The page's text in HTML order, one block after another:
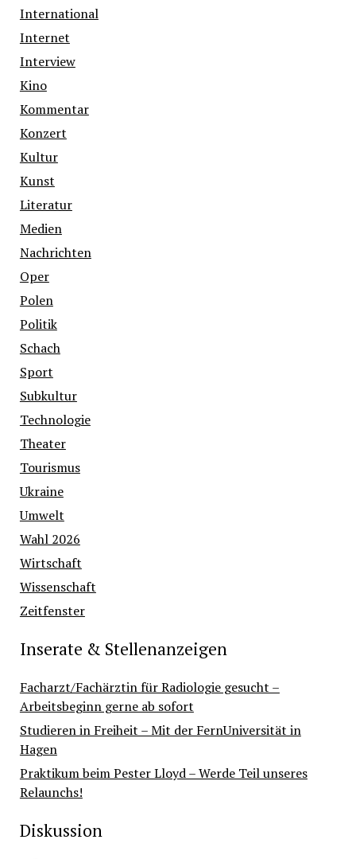
International
Internet
Interview
Kino
Kommentar
Konzert
Kultur
Kunst
Literatur
Medien
Nachrichten
Oper
Polen
Politik
Schach
Sport
Subkultur
Technologie
Theater
Tourismus
Ukraine
Umwelt
Wahl 2026
Wirtschaft
Wissenschaft
Zeitfenster
Inserate & Stellenanzeigen
Facharzt/Fachärztin für Radiologie gesucht –
Arbeitsbeginn gerne ab sofort
Studieren in Freiheit – Mit der FernUniversität in
Hagen
Praktikum beim Pester Lloyd – Werde Teil unseres
Relaunchs!
Diskussion